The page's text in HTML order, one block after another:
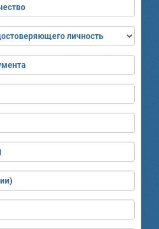
личность